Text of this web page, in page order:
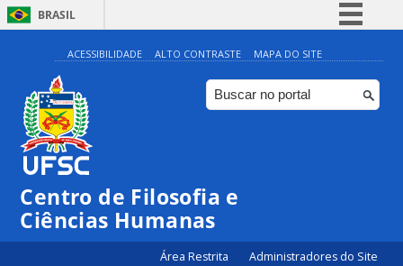
BRASIL
Simplifique!
Comunica BR
Participe
ACESSIBILIDADE ALTO CONTRASTE MAPA DO SITE
Centro de Filosofia e
Ciências Humanas
Área Restrita Administradores do Site